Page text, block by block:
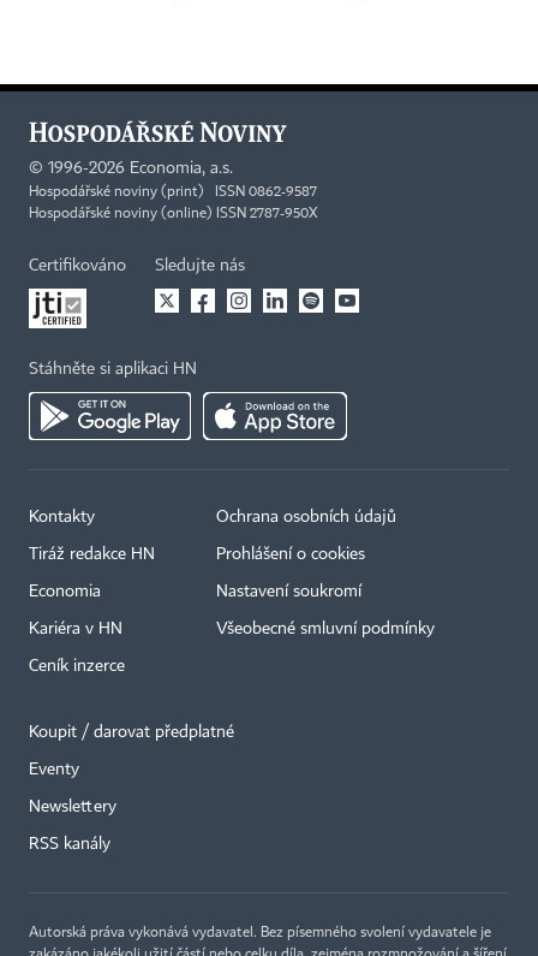
© 1996-2026 Economia, a.s.
Hospodářské noviny (print) ISSN 0862-9587
Hospodářské noviny (online) ISSN 2787-950X
Certifikováno Sledujte nás
Stáhněte si aplikaci HN
Kontakty
Tiráž redakce HN
Economia
Kariéra v HN
Ceník inzerce
Ochrana osobních údajů
Prohlášení o cookies
Nastavení soukromí
Všeobecné smluvní podmínky
Koupit / darovat předplatné
Eventy
Newslettery
RSS kanály
Autorská práva vykonává vydavatel. Bez písemného svolení vydavatele je